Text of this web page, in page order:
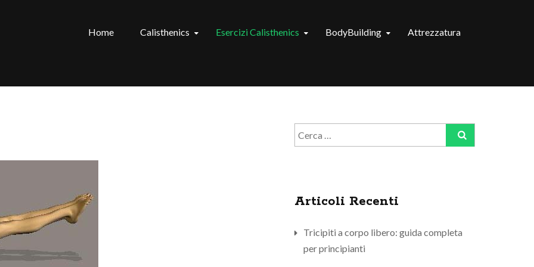
Home Calisthenics Esercizi Calisthenics BodyBuilding Attrezzatura
Ricerca
per:
Articoli Recenti
Tricipiti a corpo libero: guida completa
per principianti